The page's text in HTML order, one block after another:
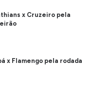
x Cruzeiro pela
x Flamengo pela rodada